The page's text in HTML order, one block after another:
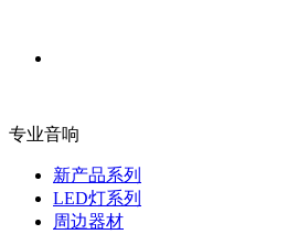
专业音响
新产品系列
LED灯系列
周边器材